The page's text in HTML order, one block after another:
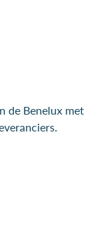
de Benelux met